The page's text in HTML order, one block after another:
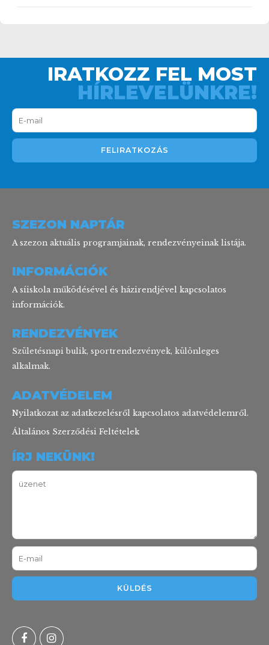
IRATKOZZ FEL MOST
HÍRLEVELÜNKRE!
SZEZON NAPTÁR
A szezon aktuális programjainak, rendezvényeinak listája.
INFORMÁCIÓK
A síiskola működésével és házirendjével kapcsolatos
információk.
RENDEZVÉNYEK
Születésnapi bulik, sportrendezvények, különleges
alkalmak.
ADATVÉDELEM
Nyilatkozat az adatkezelésről kapcsolatos adatvédelemről.
Általános Szerződési Feltételek
ÍRJ NEKÜNK!